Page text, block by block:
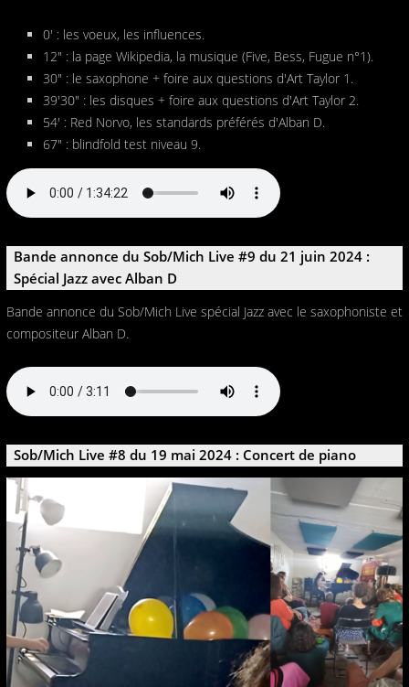
0' : les voeux, les influences.
12" : la page Wikipedia, la musique (Five, Bess, Fugue n°1).
30" : le saxophone + foire aux questions d'Art Taylor 1.
39'30" : les disques + foire aux questions d'Art Taylor 2.
54' : Red Norvo, les standards préférés d'Alban D.
67" : blindfold test niveau 9.
Bande annonce du Sob/Mich Live #9 du 21 juin 2024 :
Spécial Jazz avec Alban D
Bande annonce du Sob/Mich Live spécial Jazz avec le saxophoniste et
compositeur Alban D.
Sob/Mich Live #8 du 19 mai 2024 : Concert de piano